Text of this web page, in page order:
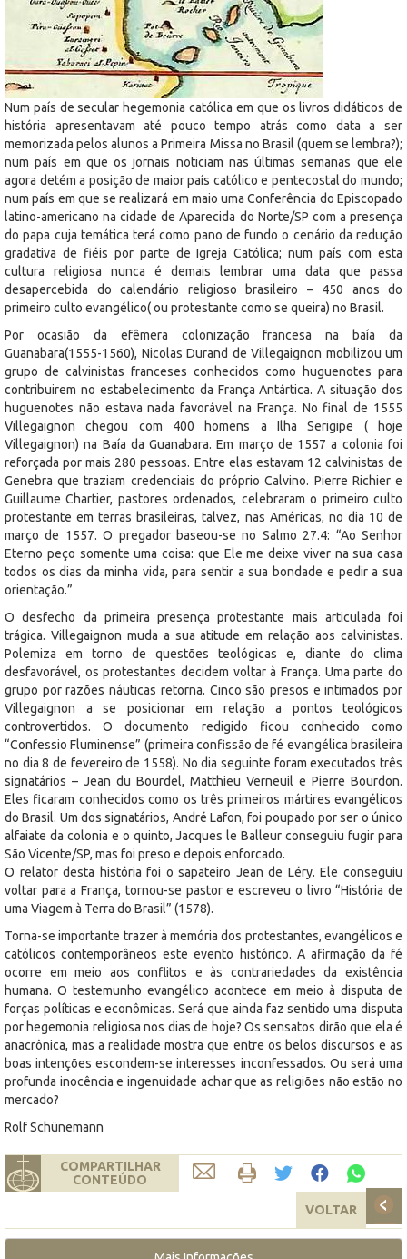
Num país de secular hegemonia católica em que os livros didáticos de
história apresentavam até pouco tempo atrás como data a ser
memorizada pelos alunos a Primeira Missa no Brasil (quem se lembra?);
num país em que os jornais noticiam nas últimas semanas que ele
agora detém a posição de maior país católico e pentecostal do mundo;
num país em que se realizará em maio uma Conferência do Episcopado
latino-americano na cidade de Aparecida do Norte/SP com a presença
do papa cuja temática terá como pano de fundo o cenário da redução
gradativa de fiéis por parte de Igreja Católica; num país com esta
cultura religiosa nunca é demais lembrar uma data que passa
desapercebida do calendário religioso brasileiro – 450 anos do
primeiro culto evangélico( ou protestante como se queira) no Brasil.
Por ocasião da efêmera colonização francesa na baía da
Guanabara(1555-1560), Nicolas Durand de Villegaignon mobilizou um
grupo de calvinistas franceses conhecidos como huguenotes para
contribuirem no estabelecimento da França Antártica. A situação dos
huguenotes não estava nada favorável na França. No final de 1555
Villegaignon chegou com 400 homens a Ilha Serigipe ( hoje
Villegaignon) na Baía da Guanabara. Em março de 1557 a colonia foi
reforçada por mais 280 pessoas. Entre elas estavam 12 calvinistas de
Genebra que traziam credenciais do próprio Calvino. Pierre Richier e
Guillaume Chartier, pastores ordenados, celebraram o primeiro culto
protestante em terras brasileiras, talvez, nas Américas, no dia 10 de
março de 1557. O pregador baseou-se no Salmo 27.4: “Ao Senhor
Eterno peço somente uma coisa: que Ele me deixe viver na sua casa
todos os dias da minha vida, para sentir a sua bondade e pedir a sua
orientação.”
O desfecho da primeira presença protestante mais articulada foi
trágica. Villegaignon muda a sua atitude em relação aos calvinistas.
Polemiza em torno de questões teológicas e, diante do clima
desfavorável, os protestantes decidem voltar à França. Uma parte do
grupo por razões náuticas retorna. Cinco são presos e intimados por
Villegaignon a se posicionar em relação a pontos teológicos
controvertidos. O documento redigido ficou conhecido como
“Confessio Fluminense” (primeira confissão de fé evangélica brasileira
no dia 8 de fevereiro de 1558). No dia seguinte foram executados três
signatários – Jean du Bourdel, Matthieu Verneuil e Pierre Bourdon.
Eles ficaram conhecidos como os três primeiros mártires evangélicos
do Brasil. Um dos signatários, André Lafon, foi poupado por ser o único
alfaiate da colonia e o quinto, Jacques le Balleur conseguiu fugir para
São Vicente/SP, mas foi preso e depois enforcado.
O relator desta história foi o sapateiro Jean de Léry. Ele conseguiu
voltar para a França, tornou-se pastor e escreveu o livro “História de
uma Viagem à Terra do Brasil” (1578).
Torna-se importante trazer à memória dos protestantes, evangélicos e
católicos contemporâneos este evento histórico. A afirmação da fé
ocorre em meio aos conflitos e às contrariedades da existência
humana. O testemunho evangélico acontece em meio à disputa de
forças políticas e econômicas. Será que ainda faz sentido uma disputa
por hegemonia religiosa nos dias de hoje? Os sensatos dirão que ela é
anacrônica, mas a realidade mostra que entre os belos discursos e as
boas intenções escondem-se interesses inconfessados. Ou será uma
profunda inocência e ingenuidade achar que as religiões não estão no
mercado?
Rolf Schünemann
COMPARTILHAR
CONTEÚDO
VOLTAR